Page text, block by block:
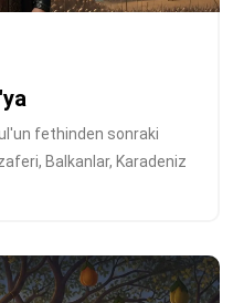
fethinden sonraki
Balkanlar, Karadeniz